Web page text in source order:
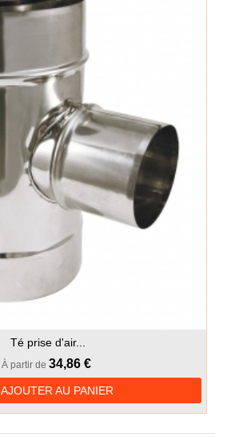
Té prise d'air...
À partir de 34,86 €
AJOUTER AU PANIER